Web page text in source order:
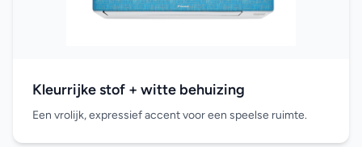
Kleurrijke stof + witte behuizing
Een vrolijk, expressief accent voor een speelse ruimte.